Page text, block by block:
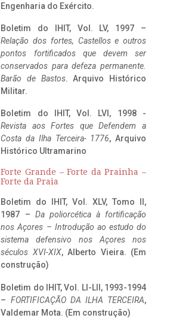
Engenharia do Exército.
Boletim do IHIT, Vol. LV, 1997 –
Relação dos fortes, Castellos e outros
pontos fortificados que devem ser
conservados para defeza permanente.
Barão de Bastos. Arquivo Histórico
Militar.
Boletim do IHIT, Vol. LVI, 1998 -
Revista aos Fortes que Defendem a
Costa da Ilha Terceira- 1776, Arquivo
Histórico Ultramarino
Forte Grande – Forte da Prainha –
Forte da Praia
Boletim do IHIT, Vol. XLV, Tomo II,
1987 – Da poliorcética à fortificação
nos Açores – Introdução ao estudo do
sistema defensivo nos Açores nos
séculos XVI-XIX, Alberto Vieira. (Em
construção)
Boletim do IHIT, Vol. LI-LII, 1993-1994
– FORTIFICAÇÃO DA ILHA TERCEIRA,
Valdemar Mota. (Em construção)